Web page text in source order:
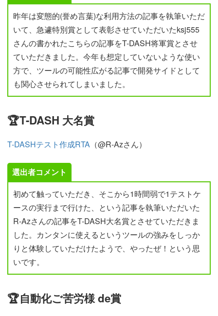
昨年は変態的(誉め言葉)な利用方法の記事を執筆いただ
いて、急遽特別賞として表彰させていただいたksj555
さんの書かれたこちらの記事をT-DASH将軍賞とさせ
ていただきました。今年も想定していないような使い
方で、ツールの可能性広がる記事で開発サイドとして
も関心させられてしまいました。
🏆T-DASH 大名賞
T-DASHテスト作成RTA （@R-Azさん）
選出者コメント
初めて触っていただき、そこから1時間弱で1テストケ
ースの実行まで行けた、という記事を執筆いただいた
R-Azさんの記事をT-DASH大名賞とさせていただきま
した。カンタンに使えるというツールの強みをしっか
りと体験していただけたようで、やったぜ！という思
いです。
🏆自動化ご苦労様 de賞